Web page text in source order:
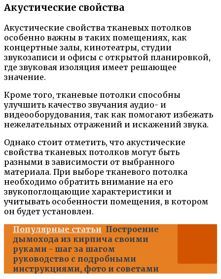
Акустические свойства
Акустические свойства тканевых потолков
особенно важны в таких помещениях, как
концертные залы, кинотеатры, студии
звукозаписи и офисы с открытой планировкой,
где звуковая изоляция имеет решающее
значение.
Кроме того, тканевые потолки способны
улучшить качество звучания аудио- и
видеооборудования, так как помогают избежать
нежелательных отражений и искажений звука.
Однако стоит отметить, что акустические
свойства тканевых потолков могут быть
разными в зависимости от выбранного
материала. При выборе тканевого потолка
необходимо обратить внимание на его
звукопоглощающие характеристики и
учитывать особенности помещения, в котором
он будет установлен.
Популярные статьи Построение
дымохода из кирпича своими
руками - шаг за шагом
руководство с подробными
инструкциями, фото и советами